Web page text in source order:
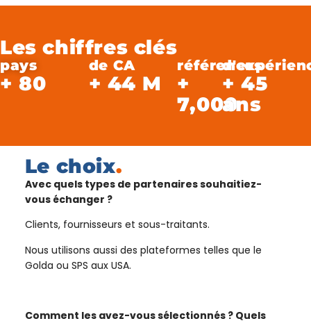
Les chiffres clés
pays
+ 80
de CA
+ 44 M
références
+
7,000
+ 45
ans
Le choix.
Avec quels types de partenaires souhaitiez-
vous échanger ?
Clients, fournisseurs et sous-traitants.
Nous utilisons aussi des plateformes telles que le
Golda ou SPS aux USA.
Comment les avez-vous sélectionnés ? Quels